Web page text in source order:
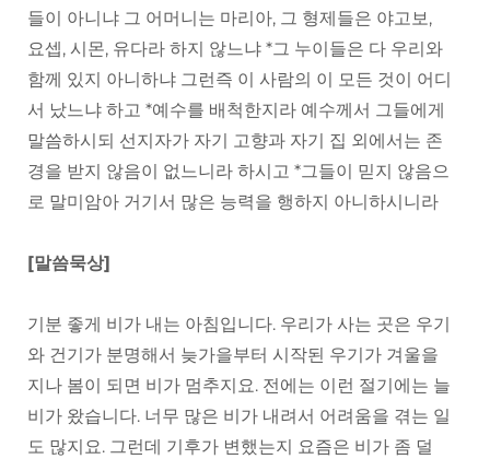
들이 아니냐 그 어머니는 마리아, 그 형제들은 야고보,
요셉, 시몬, 유다라 하지 않느냐 *그 누이들은 다 우리와
함께 있지 아니하냐 그런즉 이 사람의 이 모든 것이 어디
서 났느냐 하고 *예수를 배척한지라 예수께서 그들에게
말씀하시되 선지자가 자기 고향과 자기 집 외에서는 존
경을 받지 않음이 없느니라 하시고 *그들이 믿지 않음으
로 말미암아 거기서 많은 능력을 행하지 아니하시니라
[말씀묵상]
기분 좋게 비가 내는 아침입니다. 우리가 사는 곳은 우기
와 건기가 분명해서 늦가을부터 시작된 우기가 겨울을
지나 봄이 되면 비가 멈추지요. 전에는 이런 절기에는 늘
비가 왔습니다. 너무 많은 비가 내려서 어려움을 겪는 일
도 많지요. 그런데 기후가 변했는지 요즘은 비가 좀 덜